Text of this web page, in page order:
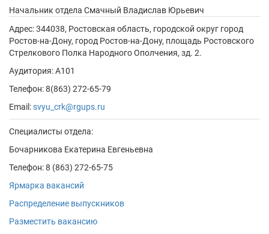
Начальник отдела Смачный Владислав Юрьевич
Адрес:344038, Ростовская область, городской округ город
Ростов-на-Дону, город Ростов-на-Дону, площадь Ростовского
Стрелкового Полка Народного Ополчения, зд. 2.
Аудитория: А101
Телефон: 8(863) 272-65-79
Email:svyu_crk@rgups.ru
Специалисты отдела:
Бочарникова Екатерина Евгеньевна
Телефон: 8 (863) 272-65-75
Ярмарка вакансий
Распределение выпускников
Разместить вакансию